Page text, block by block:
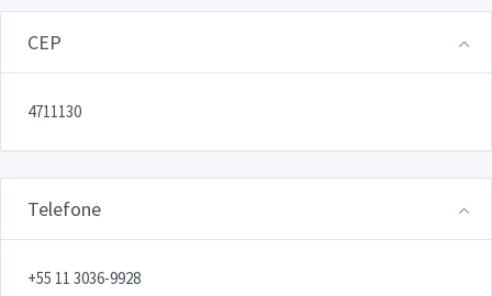
CEP
4711130
Telefone
+55 11 3036-9928